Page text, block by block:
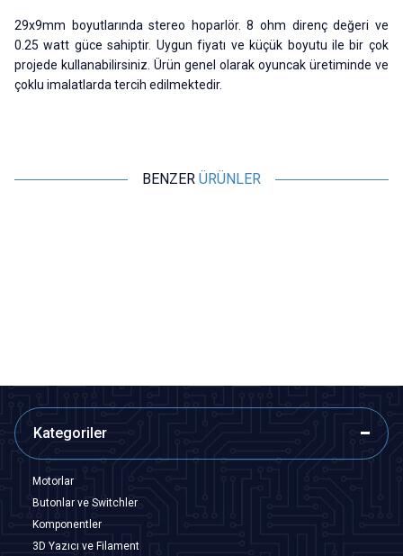
29x9mm boyutlarında stereo hoparlör. 8 ohm direnç değeri ve
0.25 watt güce sahiptir. Uygun fiyatı ve küçük boyutu ile bir çok
projede kullanabilirsiniz. Ürün genel olarak oyuncak üretiminde ve
çoklu imalatlarda tercih edilmektedir.
BENZER ÜRÜNLER
Kategoriler
Motorlar
Butonlar ve Switchler
Komponentler
3D Yazıcı ve Filament